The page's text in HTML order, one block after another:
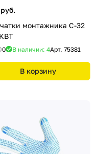
монтажника С-32
0 В наличии: 4Арт. 75381
В корзину